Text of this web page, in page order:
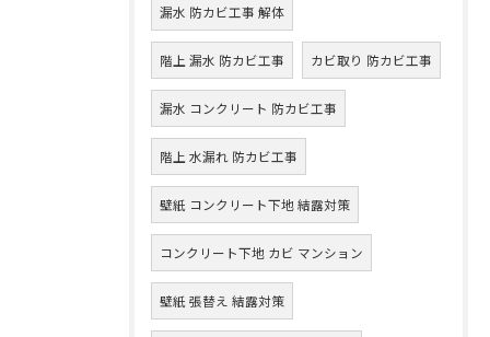
漏水 防カビ工事 解体
階上 漏水 防カビ工事 カビ取り 防カビ工事
漏水 コンクリート 防カビ工事
階上 水漏れ 防カビ工事
壁紙 コンクリート下地 結露対策
コンクリート下地 カビ マンション
壁紙 張替え 結露対策